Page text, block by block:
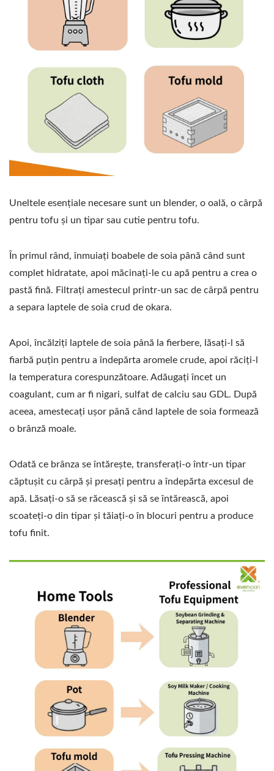
Uneltele esențiale necesare sunt un blender, o oală, o cârpă
pentru tofu și un tipar sau cutie pentru tofu.
În primul rând, înmuiați boabele de soia până când sunt
complet hidratate, apoi măcinați-le cu apă pentru a crea o
pastă fină. Filtrați amestecul printr-un sac de cârpă pentru
a separa laptele de soia crud de okara.
Apoi, încălziți laptele de soia până la fierbere, lăsați-l să
fiarbă puțin pentru a îndepărta aromele crude, apoi răciți-l
la temperatura corespunzătoare. Adăugați încet un
coagulant, cum ar fi nigari, sulfat de calciu sau GDL. După
aceea, amestecați ușor până când laptele de soia formează
o brânză moale.
Odată ce brânza se întărește, transferați-o într-un tipar
căptușit cu cârpă și presați pentru a îndepărta excesul de
apă. Lăsați-o să se răcească și să se întărească, apoi
scoateți-o din tipar și tăiați-o în blocuri pentru a produce
tofu finit.